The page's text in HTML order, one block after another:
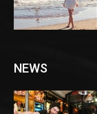
NEWS